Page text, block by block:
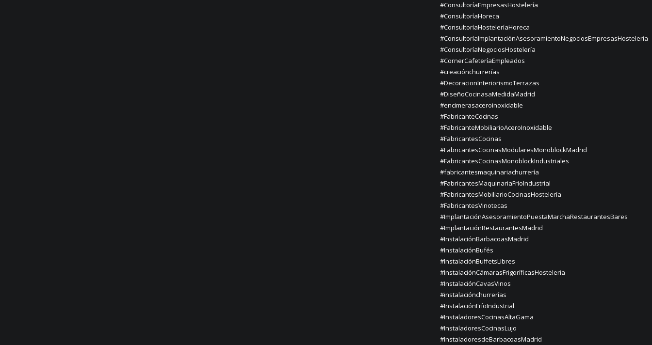
#ConsultoríaEmpresasHostelería
#ConsultoríaHoreca
#ConsultoríaHosteleríaHoreca
#ConsultoríaImplantaciónAsesoramientoNegociosEmpresasHosteleria
#ConsultoríaNegociosHostelería
#CornerCafeteríaEmpleados
#creaciónchurrerías
#DecoracionInteriorismoTerrazas
#DiseñoCocinasaMedidaMadrid
#encimerasaceroinoxidable
#FabricanteCocinas
#FabricanteMobiliarioAceroInoxidable
#FabricantesCocinas
#FabricantesCocinasModularesMonoblockMadrid
#FabricantesCocinasMonoblockIndustriales
#fabricantesmaquinariachurrería
#FabricantesMaquinariaFríoIndustrial
#FabricantesMobiliarioCocinasHostelería
#FabricantesVinotecas
#ImplantaciónAsesoramientoPuestaMarchaRestaurantesBares
#ImplantaciónRestaurantesMadrid
#InstalaciónBarbacoasMadrid
#InstalaciónBufés
#InstalaciónBuffetsLibres
#InstalaciónCámarasFrigoríficasHosteleria
#InstalaciónCavasVinos
#instalaciónchurrerías
#InstalaciónFríoIndustrial
#InstaladoresCocinasAltaGama
#InstaladoresCocinasLujo
#InstaladoresdeBarbacoasMadrid